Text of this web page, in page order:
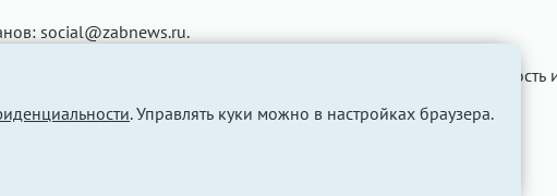
. Управлять куки можно в настройках браузера.
social@zabnews.ru.
Редакция сайта не несёт ответственности за